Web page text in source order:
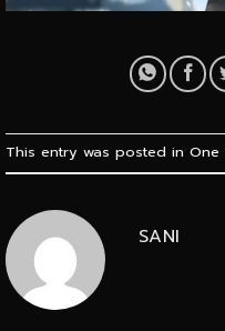
This entry was posted in One
SANI